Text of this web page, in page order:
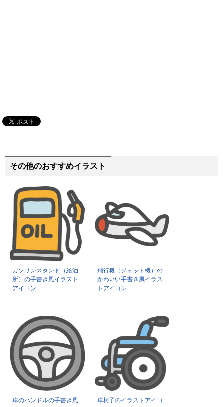
その他のおすすめイラスト
ガソリンスタンド（給油
所）の手書き風イラスト
アイコン
飛行機（ジェット機）の
かわいい手書き風イラス
トアイコン
車のハンドルの手書き風
車椅子のイラストアイコ